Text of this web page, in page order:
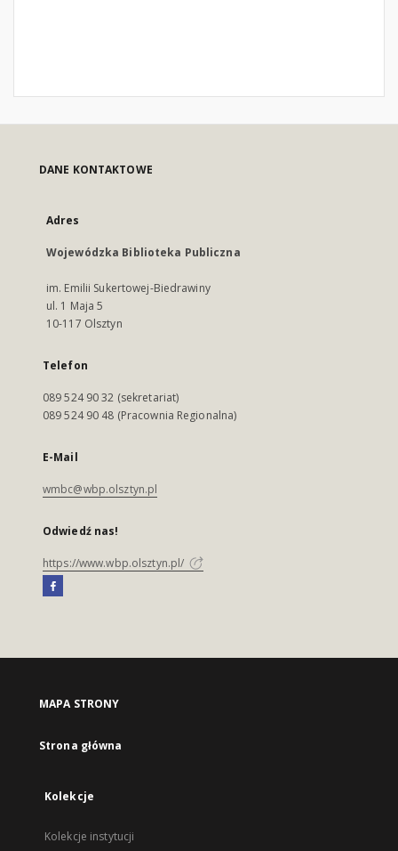
DANE KONTAKTOWE
Adres
Wojewódzka Biblioteka Publiczna
im. Emilii Sukertowej-Biedrawiny
ul. 1 Maja 5
10-117 Olsztyn
Telefon
089 524 90 32 (sekretariat)
089 524 90 48 (Pracownia Regionalna)
E-Mail
wmbc@wbp.olsztyn.pl
Odwiedź nas!
https://www.wbp.olsztyn.pl/
MAPA STRONY
Strona główna
Kolekcje
Kolekcje instytucji